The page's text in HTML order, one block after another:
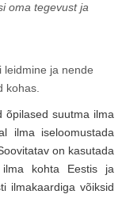
oma tegevust ja
leidmine ja nende
kohas.
õpilased suutma ilma
ilma iseloomustada
on kasutada
kohta Eestis ja
ilmakaardiga võiksid